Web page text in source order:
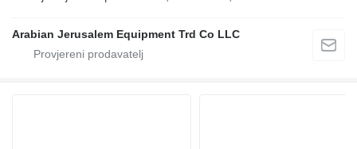
Arabian Jerusalem Equipment Trd Co LLC